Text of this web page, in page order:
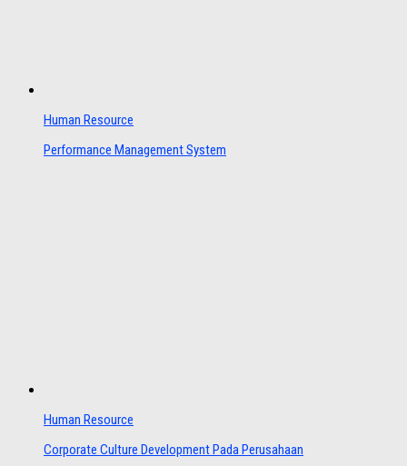
Human Resource
Performance Management System
Human Resource
Corporate Culture Development Pada Perusahaan